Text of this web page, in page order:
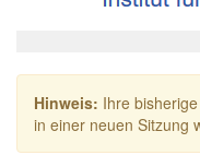
Hinweis: Ihre
in einer neuen Sitzung